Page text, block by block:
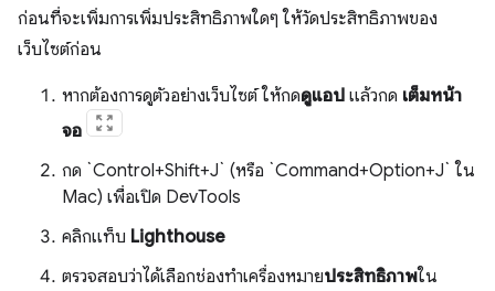
ก่อนที่จะเพิ่มการเพิ่มประสิทธิภาพใดๆ ให้วัดประสิทธิภาพของ
เว็บไซต์ก่อน
หากต้องการดูตัวอย่างเว็บไซต์ ให้กดดูแอป แล้วกด เต็มหน้า
จอ
กด `Control+Shift+J` (หรือ `Command+Option+J` ใน
Mac) เพื่อเปิด DevTools
คลิกแท็บ Lighthouse
ตรวจสอบว่าได้เลือกช่องทําเครื่องหมายประสิทธิภาพใน